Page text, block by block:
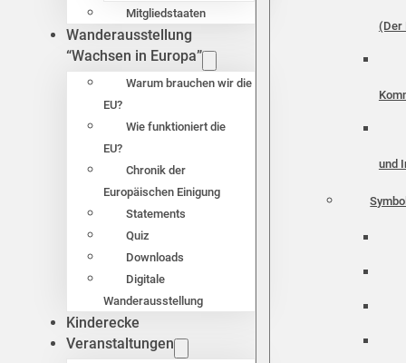
Mitgliedstaaten
Wanderausstellung
“Wachsen in Europa”
Warum brauchen wir die
EU?
Wie funktioniert die
EU?
Chronik der
Europäischen Einigung
Statements
Quiz
Downloads
Digitale
Wanderausstellung
Kinderecke
Veranstaltungen
(Der
und